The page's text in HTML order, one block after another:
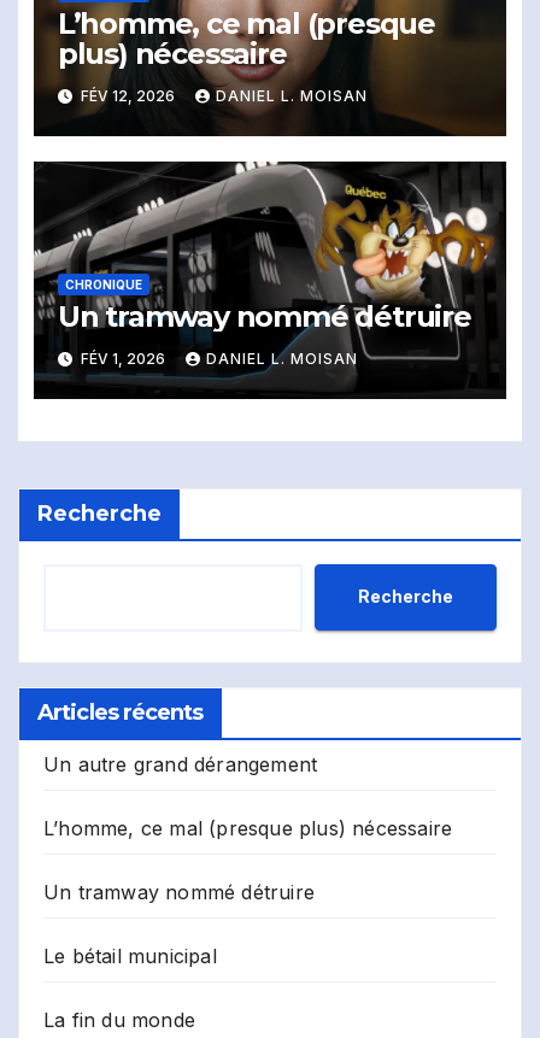
L’homme, ce mal (presque
plus) nécessaire
FÉV 12, 2026 DANIEL L. MOISAN
CHRONIQUE
Un tramway nommé détruire
FÉV 1, 2026 DANIEL L. MOISAN
Recherche
Recherche
Articles récents
Un autre grand dérangement
L’homme, ce mal (presque plus) nécessaire
Un tramway nommé détruire
Le bétail municipal
La fin du monde